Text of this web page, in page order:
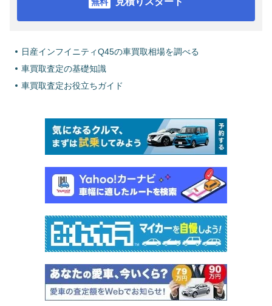
日産インフイニティQ45の車買取相場を調べる
車買取査定の基礎知識
車買取査定お役立ちガイド